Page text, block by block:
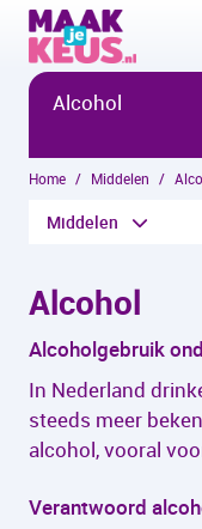
Overslaan en naar
Alcohol
Home Middelen
Middelen
Alcohol
Alcoholgebruik
In Nederland
steeds meer
alcohol, vooral
Verantwoord